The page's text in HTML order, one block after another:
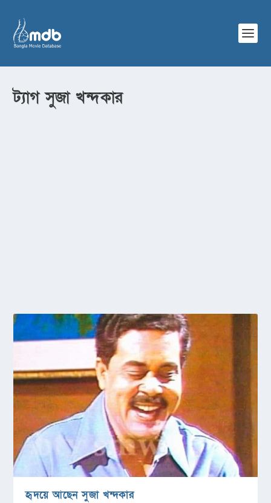
ট্যাগসুজা খন্দকার
হৃদয়ে আছেন সুজা খন্দকার